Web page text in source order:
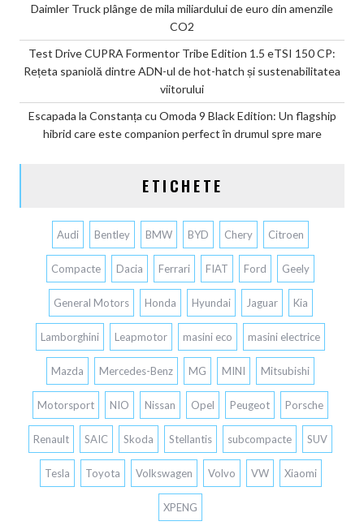
Daimler Truck plânge de mila miliardului de euro din amenzile
CO2
Test Drive CUPRA Formentor Tribe Edition 1.5 eTSI 150 CP:
Rețeta spaniolă dintre ADN-ul de hot-hatch și sustenabilitatea
viitorului
Escapada la Constanța cu Omoda 9 Black Edition: Un flagship
hibrid care este companion perfect în drumul spre mare
ETICHETE
Audi Bentley BMW BYD Chery Citroen
Compacte Dacia Ferrari FIAT Ford Geely
General Motors Honda Hyundai Jaguar Kia
Lamborghini Leapmotor masini eco masini electrice
Mazda Mercedes-Benz MG MINI Mitsubishi
Motorsport NIO Nissan Opel Peugeot Porsche
Renault SAIC Skoda Stellantis subcompacte SUV
Tesla Toyota Volkswagen Volvo VW Xiaomi
XPENG